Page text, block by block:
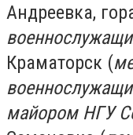
Андреевка,
Краматорск (
майором НГУ